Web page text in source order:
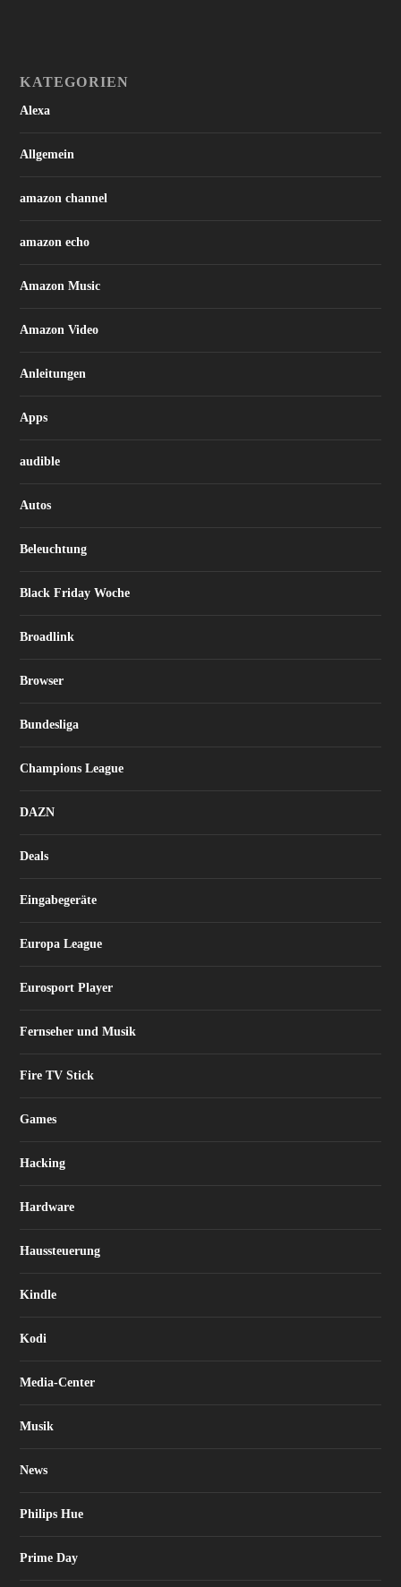
KATEGORIEN
Alexa
Allgemein
amazon channel
amazon echo
Amazon Music
Amazon Video
Anleitungen
Apps
audible
Autos
Beleuchtung
Black Friday Woche
Broadlink
Browser
Bundesliga
Champions League
DAZN
Deals
Eingabegeräte
Europa League
Eurosport Player
Fernseher und Musik
Fire TV Stick
Games
Hacking
Hardware
Haussteuerung
Kindle
Kodi
Media-Center
Musik
News
Philips Hue
Prime Day